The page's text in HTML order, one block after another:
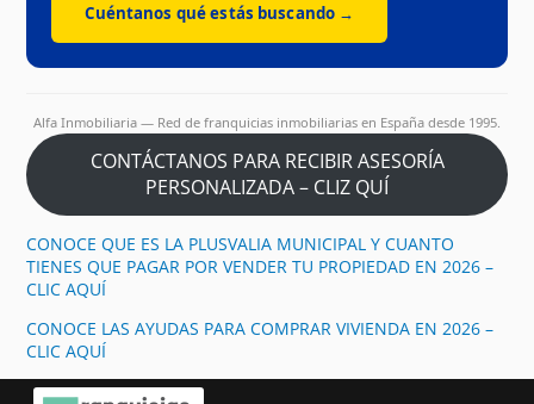
Cuéntanos qué estás buscando →
Alfa Inmobiliaria — Red de franquicias inmobiliarias en España desde 1995.
CONTÁCTANOS PARA RECIBIR ASESORÍA
PERSONALIZADA – CLIZ QUÍ
CONOCE QUE ES LA PLUSVALIA MUNICIPAL Y CUANTO
TIENES QUE PAGAR POR VENDER TU PROPIEDAD EN 2026 –
CLIC AQUÍ
CONOCE LAS AYUDAS PARA COMPRAR VIVIENDA EN 2026 –
CLIC AQUÍ